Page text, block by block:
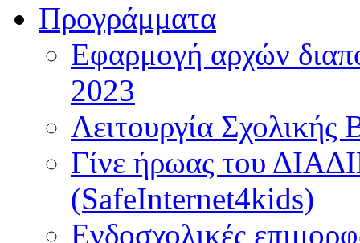
Προγράμματα
Εφαρμογή αρχών
2023
Λειτουργία Σχολικής
Γίνε ήρωας του
(SafeInternet4kids)
Ενδοσχολικές